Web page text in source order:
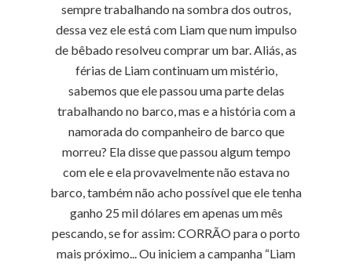
sempre trabalhando na sombra dos outros,
dessa vez ele está com Liam que num impulso
de bêbado resolveu comprar um bar. Aliás, as
férias de Liam continuam um mistério,
sabemos que ele passou uma parte delas
trabalhando no barco, mas e a história com a
namorada do companheiro de barco que
morreu? Ela disse que passou algum tempo
com ele e ela provavelmente não estava no
barco, também não acho possível que ele tenha
ganho 25 mil dólares em apenas um mês
pescando, se for assim: CORRÃO para o porto
mais próximo... Ou iniciem a campanha “Liam